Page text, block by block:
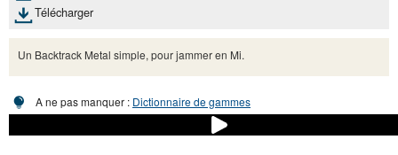
Télécharger
Un Backtrack Metal simple, pour jammer en Mi.
A ne pas manquer : Dictionnaire de gammes